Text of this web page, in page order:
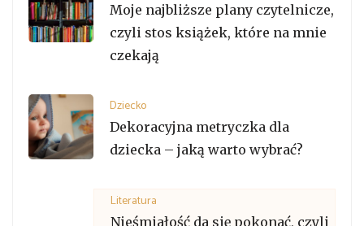
Moje najbliższe plany czytelnicze,
czyli stos książek, które na mnie
czekają
Dziecko
Dekoracyjna metryczka dla
dziecka – jaką warto wybrać?
Literatura
Nieśmiałość da się pokonać, czyli